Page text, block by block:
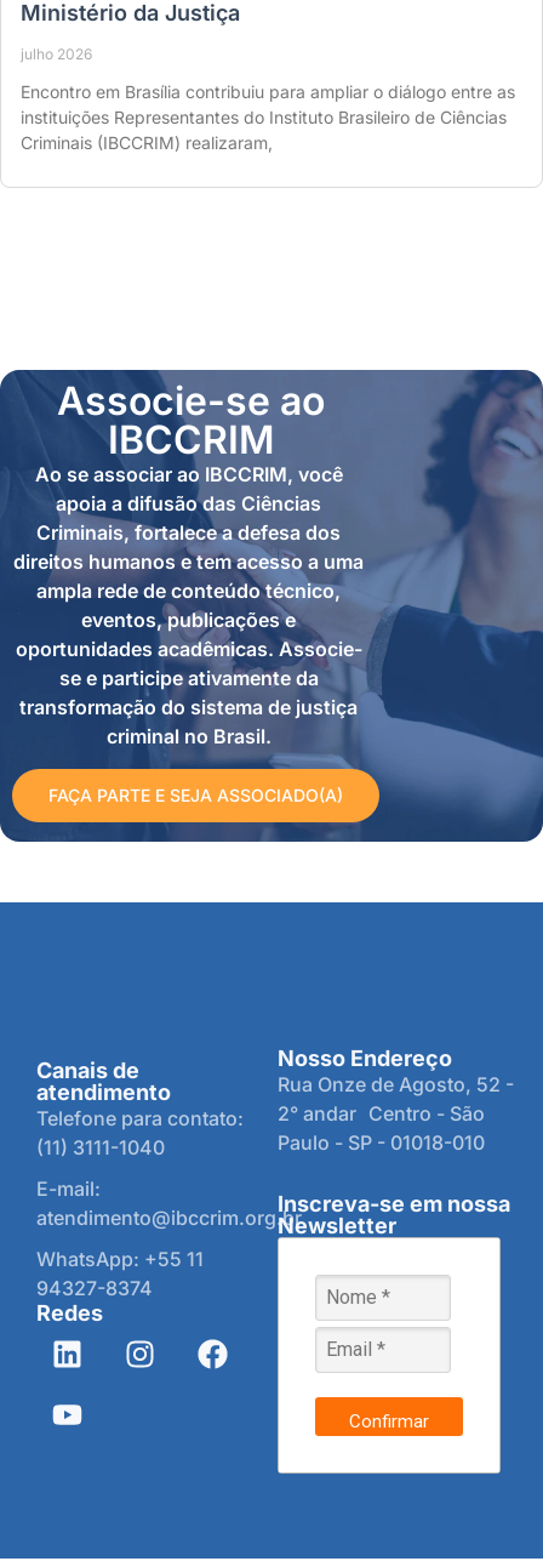
Ministério da Justiça
julho 2026
Encontro em Brasília contribuiu para ampliar o diálogo entre as
instituições Representantes do Instituto Brasileiro de Ciências
Criminais (IBCCRIM) realizaram,
Associe-se ao
IBCCRIM
Ao se associar ao IBCCRIM, você
apoia a difusão das Ciências
Criminais, fortalece a defesa dos
direitos humanos e tem acesso a uma
ampla rede de conteúdo técnico,
eventos, publicações e
oportunidades acadêmicas. Associe-
se e participe ativamente da
transformação do sistema de justiça
criminal no Brasil.
FAÇA PARTE E SEJA ASSOCIADO(A)
Canais de
atendimento
Telefone para contato:
(11) 3111-1040
E-mail:
atendimento@ibccrim.org.br
WhatsApp: +55 11
94327-8374
Redes
Nosso Endereço
Rua Onze de Agosto, 52 -
2° andar Centro - São
Paulo - SP - 01018-010
Inscreva-se em nossa
Newsletter
Confirmar